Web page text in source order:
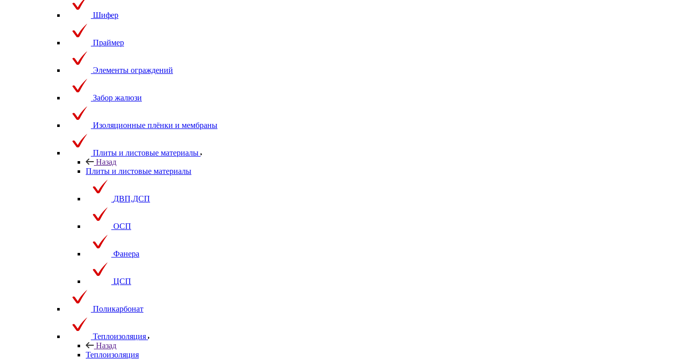
Шифер
Праймер
Элементы ограждений
Забор жалюзи
Изоляционные плёнки и мембраны
Плиты и листовые материалы
Назад
Плиты и листовые материалы
ДВП,ДСП
ОСП
Фанера
ЦСП
Поликарбонат
Теплоизоляция
Назад
Теплоизоляция